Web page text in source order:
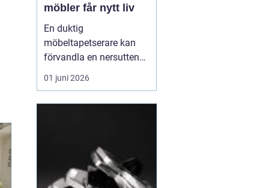
möbler får nytt liv
En duktig
möbeltapetserare kan
förvandla en nersutten
fåtölj eller en fläckig
soffa till en favoritmöbel
och många väljer i dag
att renovera istället för
att köpa nytt. Det sparar
01 juni 2026